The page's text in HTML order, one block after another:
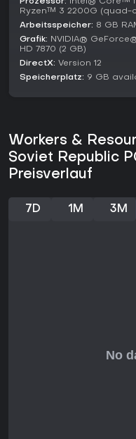
2026 attraktiv, trotz
Systeme bauen mögen,
Spielern, die polierte UI
Tiefe und Mod-Support
Ryzen™ 3 2200G (quad-
Arbeitsspeicher: 8 GB
Grafik: NVIDIA®
HD 7870 (2 GB)
DirectX: Version 12
Speicherplatz: 9 GB
Workers &
Soviet Republic
Preisverlauf
7D 1M 3M